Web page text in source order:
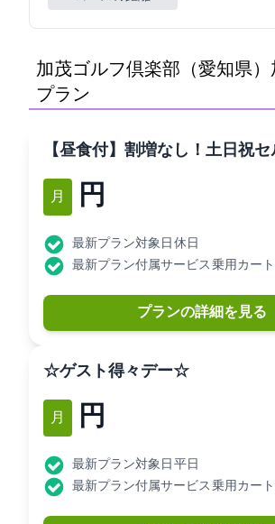
加茂ゴルフ倶楽部（愛知県）(加
プラン
【昼食付】割増なし！土日祝セ
2月 10,298円
最新プラン対象日: 休日
最新プラン付属サービス: 乗用カー
プランの詳細を見る
☆ゲスト得々デー☆
12月 9,049円
最新プラン対象日: 平日
最新プラン付属サービス: 乗用カー